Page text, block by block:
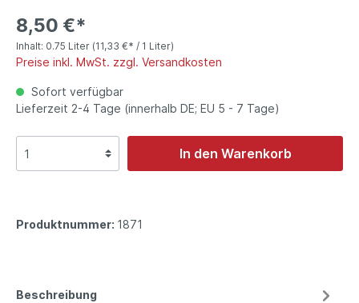
8,50 €*
Inhalt: 0.75 Liter (11,33 €* / 1 Liter)
Preise inkl. MwSt. zzgl. Versandkosten
Sofort verfügbar
Lieferzeit 2-4 Tage (innerhalb DE; EU 5 - 7 Tage)
In den Warenkorb
Produktnummer: 1871
Beschreibung